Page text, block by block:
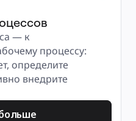
— к
процессу:
определите
внедрите